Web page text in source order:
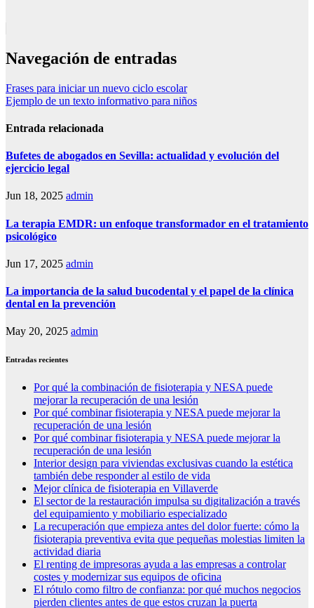
Navegación de entradas
Frases para iniciar un nuevo ciclo escolar
Ejemplo de un texto informativo para niños
Entrada relacionada
Bufetes de abogados en Sevilla: actualidad y evolución del
ejercicio legal
Jun 18, 2025 admin
La terapia EMDR: un enfoque transformador en el tratamiento
psicológico
Jun 17, 2025 admin
La importancia de la salud bucodental y el papel de la clínica
dental en la prevención
May 20, 2025 admin
Entradas recientes
Por qué la combinación de fisioterapia y NESA puede
mejorar la recuperación de una lesión
Por qué combinar fisioterapia y NESA puede mejorar la
recuperación de una lesión
Por qué combinar fisioterapia y NESA puede mejorar la
recuperación de una lesión
Interior design para viviendas exclusivas cuando la estética
también debe responder al estilo de vida
Mejor clínica de fisioterapia en Villaverde
El sector de la restauración impulsa su digitalización a través
del equipamiento y mobiliario especializado
La recuperación que empieza antes del dolor fuerte: cómo la
fisioterapia preventiva evita que pequeñas molestias limiten la
actividad diaria
El renting de impresoras ayuda a las empresas a controlar
costes y modernizar sus equipos de oficina
El rótulo como filtro de confianza: por qué muchos negocios
pierden clientes antes de que estos cruzan la puerta